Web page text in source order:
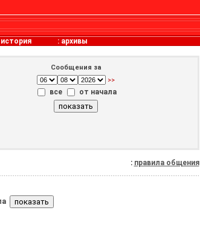
история : архивы
Сообщения за
>>
все от начала
: правила общения